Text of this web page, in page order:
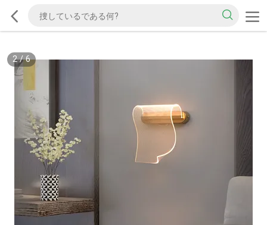
2/6